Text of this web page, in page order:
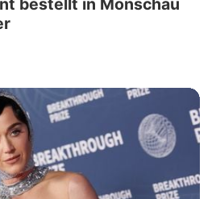
bestellt in Monschau